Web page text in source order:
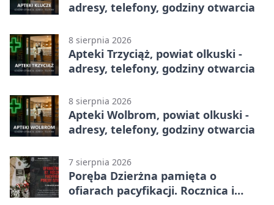
adresy, telefony, godziny otwarcia
8 sierpnia 2026
Apteki Trzyciąż, powiat olkuski -
adresy, telefony, godziny otwarcia
8 sierpnia 2026
Apteki Wolbrom, powiat olkuski -
adresy, telefony, godziny otwarcia
7 sierpnia 2026
Poręba Dzierżna pamięta o
ofiarach pacyfikacji. Rocznica i